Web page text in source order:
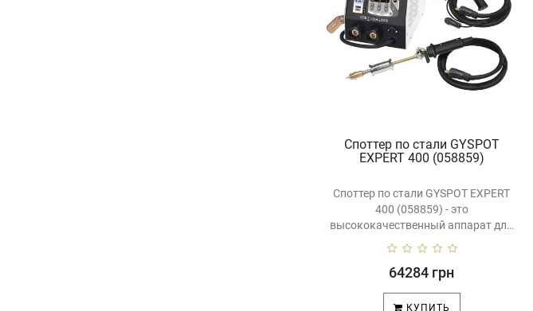
Споттер по стали GYSPOT
EXPERT 400 (058859)
Споттер по стали GYSPOT EXPERT
400 (058859) - это
высококачественный аппарат для
различных..
64284 грн
КУПИТЬ